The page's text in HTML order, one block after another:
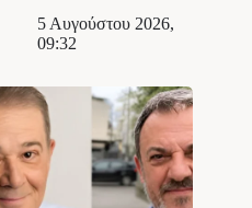
5 Αυγούστου 2026,
09:32